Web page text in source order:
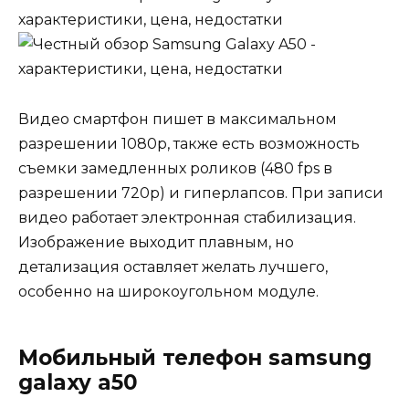
Видео смартфон пишет в максимальном
разрешении 1080p, также есть возможность
съемки замедленных роликов (480 fps в
разрешении 720p) и гиперлапсов. При записи
видео работает электронная стабилизация.
Изображение выходит плавным, но
детализация оставляет желать лучшего,
особенно на широкоугольном модуле.
Мобильный телефон samsung
galaxy a50